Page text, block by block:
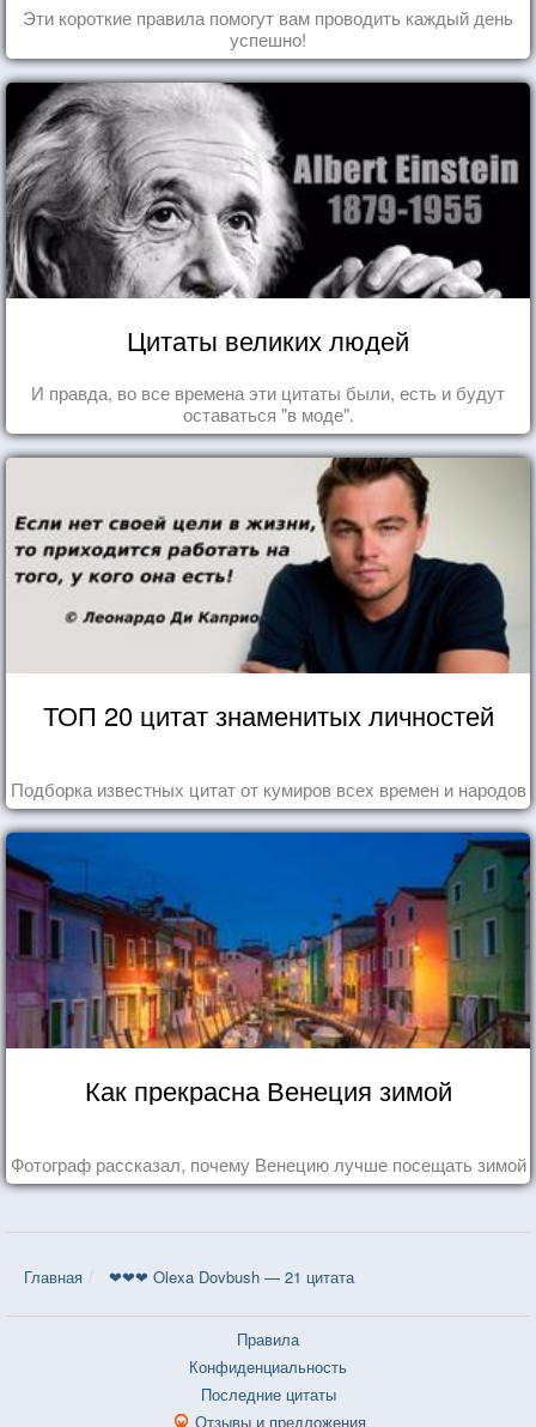
Эти короткие правила помогут вам проводить каждый день
успешно!
Цитаты великих людей
И правда, во все времена эти цитаты были, есть и будут
оставаться "в моде".
ТОП 20 цитат знаменитых личностей
Подборка известных цитат от кумиров всех времен и народов
Как прекрасна Венеция зимой
Фотограф рассказал, почему Венецию лучше посещать зимой
Главная ❤❤❤ Olexa Dovbush — 21 цитата
Правила
Конфиденциальность
Последние цитаты
Отзывы и предложения